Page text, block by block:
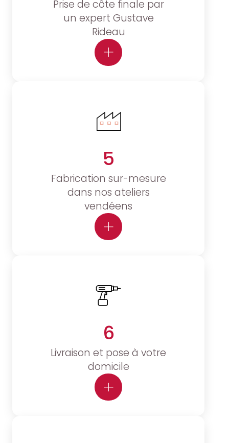
Prise de côte finale par
un expert Gustave
Rideau
5
Fabrication sur-mesure
dans nos ateliers
vendéens
6
Livraison et pose à votre
domicile